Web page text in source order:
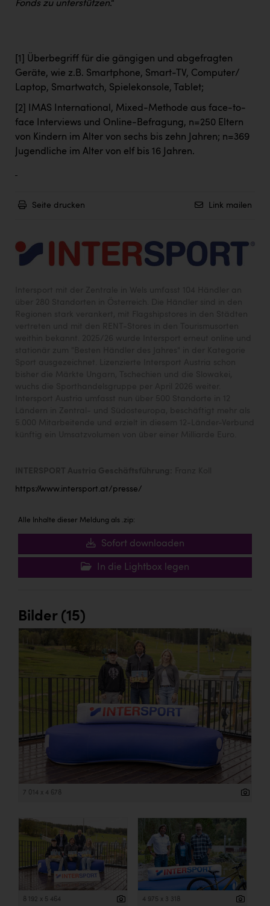
Fonds zu unterstützen.“
[1]
Überbegriff für die gängigen und abgefragten
Geräte, wie z.B. Smartphone, Smart-TV, Computer/
Laptop, Smartwatch, Spielekonsole, Tablet;
[2]
IMAS International, Mixed-Methode aus face-to-
face Interviews und Online-Befragung, n=250 Eltern
von Kindern im Alter von sechs bis zehn Jahren; n=369
Jugendliche im Alter von elf bis 16 Jahren.
Seite drucken Link mailen
https://www.intersport.at/presse/
Alle Inhalte dieser Meldung als .zip:
Sofort downloaden
In die Lightbox legen
Bilder (15)
7 014 x 4 678
8 192 x 5 464 4 975 x 3 318